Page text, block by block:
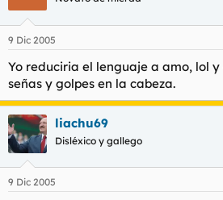
9 Dic 2005
Yo reduciria el lenguaje a amo, lol y
señas y golpes en la cabeza.
liachu69
Disléxico y gallego
9 Dic 2005